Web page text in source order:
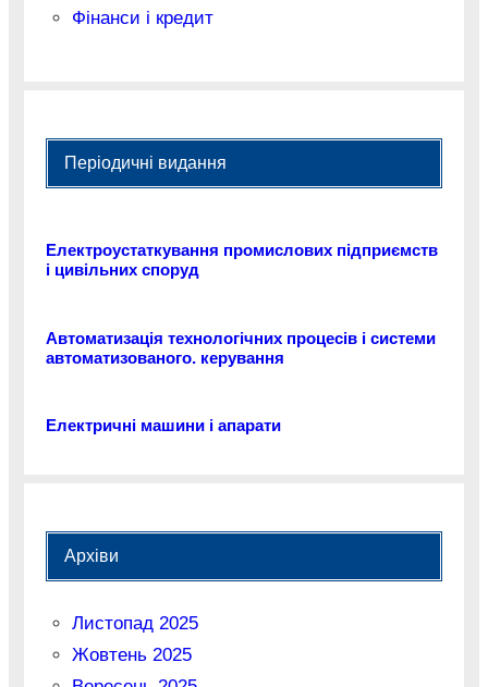
Фінанси і кредит
Періодичні видання
Електроустаткування промислових підприємств
і цивільних споруд
Автоматизація технологічних процесів і системи
автоматизованого. керування
Електричні машини і апарати
Архіви
Листопад 2025
Жовтень 2025